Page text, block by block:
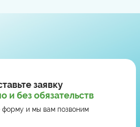
заявку
и без обязательств
форму и мы вам позвоним